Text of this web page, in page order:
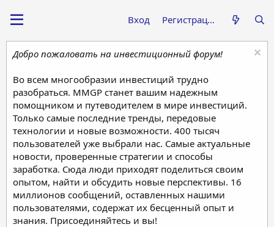
Вход Регистрация
Добро пожаловать на инвестиционный форум!
Во всем многообразии инвестиций трудно
разобраться. MMGP станет вашим надежным
помощником и путеводителем в мире инвестиций.
Только самые последние тренды, передовые
технологии и новые возможности. 400 тысяч
пользователей уже выбрали нас. Самые актуальные
новости, проверенные стратегии и способы
заработка. Сюда люди приходят поделиться своим
опытом, найти и обсудить новые перспективы. 16
миллионов сообщений, оставленных нашими
пользователями, содержат их бесценный опыт и
знания. Присоединяйтесь и вы!